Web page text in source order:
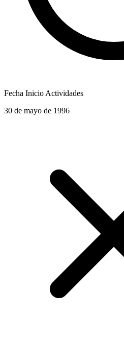
Fecha Inicio Actividades
30 de mayo de 1996